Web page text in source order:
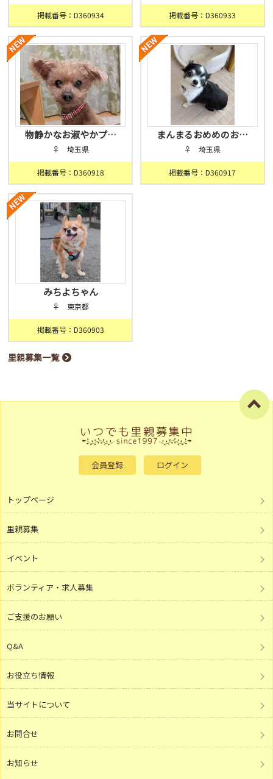
掲載番号：D360934 掲載番号：D360933
物静かなお淑やかプ…
♀ 埼玉県
掲載番号：D360918
まんまるおめめのお…
♀ 埼玉県
掲載番号：D360917
みちよちゃん
♀ 東京都
掲載番号：D360903
里親募集一覧
会員登録 ログイン
トップページ
里親募集
イベント
ボランティア・求人募集
ご支援のお願い
Q&A
お役立ち情報
当サイトについて
お問合せ
お知らせ